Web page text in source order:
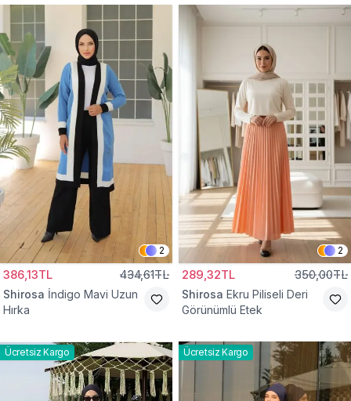
2
386,13TL 434,61TL
Shirosa İndigo Mavi Uzun
Hırka
2
289,32TL 350,00TL
Shirosa Ekru Piliseli Deri
Görünümlü Etek
Ücretsiz Kargo Ücretsiz Kargo